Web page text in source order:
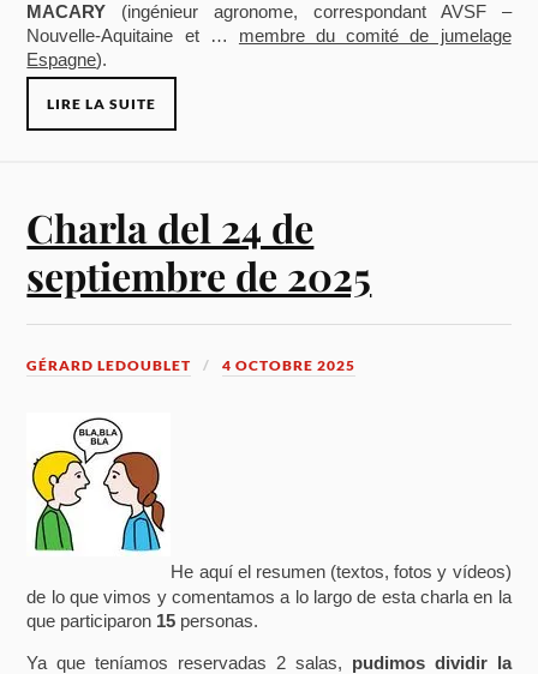
MACARY (ingénieur agronome, correspondant AVSF –
Nouvelle-Aquitaine et … membre du comité de jumelage
Espagne).
LIRE LA SUITE
Charla del 24 de
septiembre de 2025
GÉRARD LEDOUBLET 4 OCTOBRE 2025
He aquí el resumen (textos, fotos y vídeos)
de lo que vimos y comentamos a lo largo de esta charla en la
que participaron 15 personas.
Ya que teníamos reservadas 2 salas, pudimos dividir la